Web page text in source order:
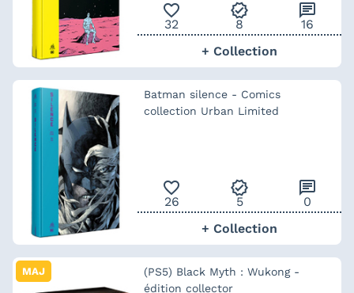
favorite_outline
32
verified
8
chat
16
+ Collection
Batman silence - Comics
collection Urban Limited
favorite_outline
26
verified
5
chat
0
+ Collection
MAJ
(PS5) Black Myth : Wukong -
édition collector